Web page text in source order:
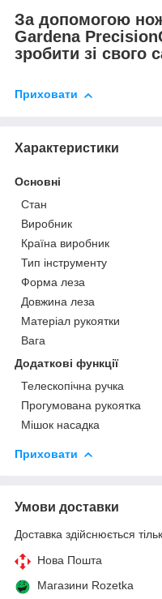
За допомогою
Gardena
зробити зі свого
Приховати
Характеристики
Основні
Стан
Виробник
Країна виробник
Тип інструменту
Форма леза
Довжина леза
Матеріал рукоятки
Вага
Додаткові функції
Телескопічна ручка
Прогумована рукоятка
Мішок насадка
Приховати
Умови доставки
Доставка здійснюється
Нова Пошта
Магазини Rozetka